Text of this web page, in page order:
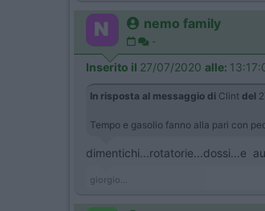
nemo family
-
Inserito il 27/07/2020 alle:
In risposta al messaggio di Clint del
Tempo e gasolio fanno alla pari con
dimentichi...rotatorie...dossi...e
giorgio...